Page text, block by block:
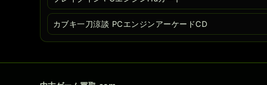
カブキ一刀涼談 PCエンジンアーケードCD